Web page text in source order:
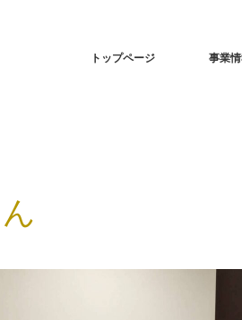
トップページ 事業